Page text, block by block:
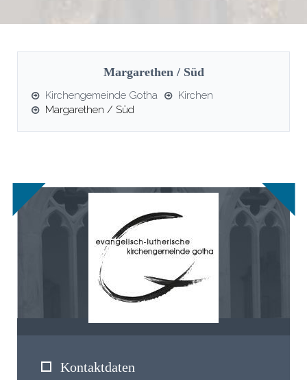
Margarethen / Süd
Kirchengemeinde Gotha
Kirchen
Margarethen / Süd
Kontaktdaten